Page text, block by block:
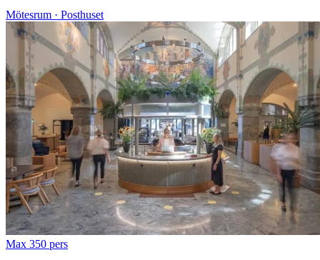
Mötesrum · Posthuset
Max 350 pers